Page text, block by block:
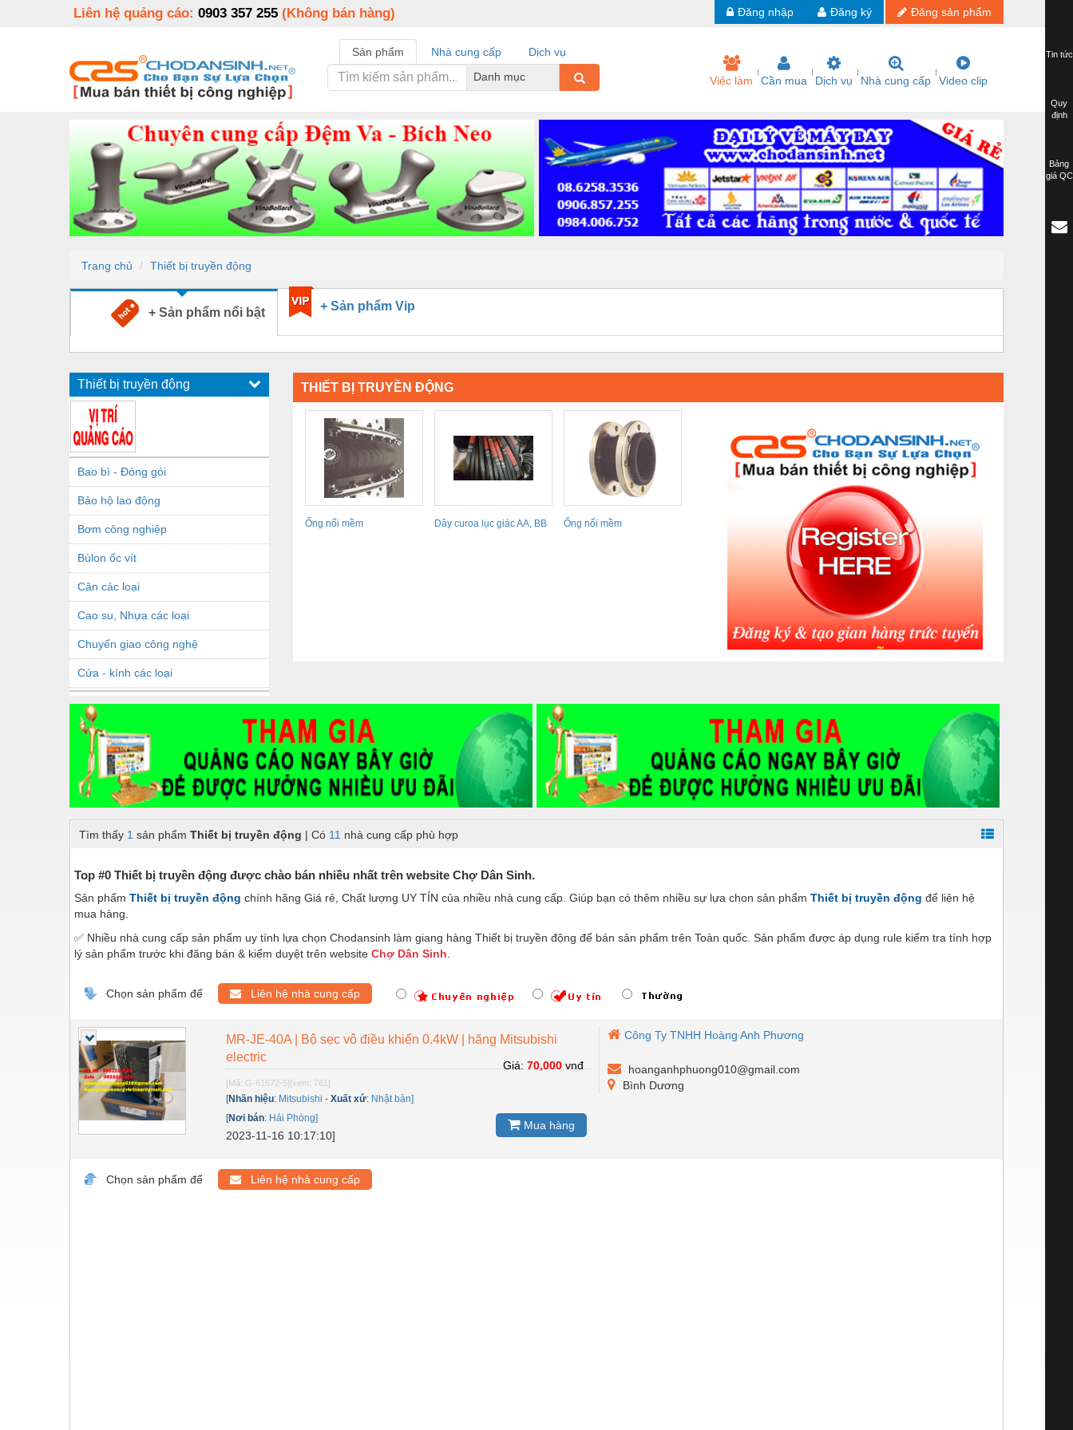
Liên hệ quảng cáo: 0903 357 255 (Không bán hàng) Đăng sản phẩm
Đăng ký
Đăng nhập
Sản phẩm Nhà cung cấp
Dịch vụ
Danh mục
Việc làm Cần mua Dịch vụ Nhà cung cấp Video clip
Trang chủ Thiết bị truyền động
+ Sản phẩm nổi bật + Sản phẩm Vip
Thiết bị truyền động
Bao bì - Đóng gói
Bảo hộ lao động
Bơm công nghiệp
Bùlon ốc vít
Cân các loại
Cao su, Nhựa các loại
Chuyển giao công nghệ
Cửa - kính các loại
Dầu khí - Thiết bị
Dây chuyền sản xuất
Dệt may - Thiết bị
Dầu mỡ công nghiệp
Điện công nghiệp
Điện gia dụng
Điện Lạnh
Đóng tàu Thiết bị
Đúc chính xác Thiết bị
Dụng cụ cầm tay
Dụng cụ điện
Dụng cụ đo
Gỗ - Trang thiết bị
Hàn cắt - Thiết bị
Kệ công nghiệp
THIẾT BỊ TRUYỀN ĐỘNG
Ống nối mềm
Dây curoa lục giác AA, BB
Ống nối mềm
Tìm thấy 1 sản phẩm Thiết bị truyền động | Có 11 nhà cung cấp phù hợp
Top #0 Thiết bị truyền động được chào bán nhiều nhất trên website Chợ Dân Sinh.
Sản phẩm Thiết bị truyền động chính hãng Giá rẻ, Chất lượng UY TÍN của nhiều nhà cung cấp. Giúp bạn có thêm nhiều sự lựa chon sản phẩm Thiết bị truyền động để liên hệ
mua hàng.
✅ Nhiều nhà cung cấp sản phẩm uy tính lựa chọn Chodansinh làm giang hàng Thiết bị truyền động để bán sản phẩm trên Toàn quốc. Sản phẩm được áp dụng rule kiểm tra tính hợp
lý sản phẩm trước khi đăng bán & kiểm duyệt trên website Chợ Dân Sinh
Chọn sản phẩm để Liên hệ nhà cung cấp
MR-JE-40A | Bộ sẹc vô điều khiển 0.4kW | hãng Mitsubishi
electric
[Mã: G-61672-5][xem: 761]
[Nhãn hiệu: Mitsubishi -Xuất xứ: Nhật bản]
[Nơi bán: Hải Phòng]
2023-11-16 10:17:10]
Giá: 70,000vnđ
Mua hàng
Công Ty TNHH Hoàng Anh Phương
hoanganhphuong010@gmail.com
Bình Dương
Chọn sản phẩm để Liên hệ nhà cung cấp
Tin tức
Quy
định
Bảng
giá QC